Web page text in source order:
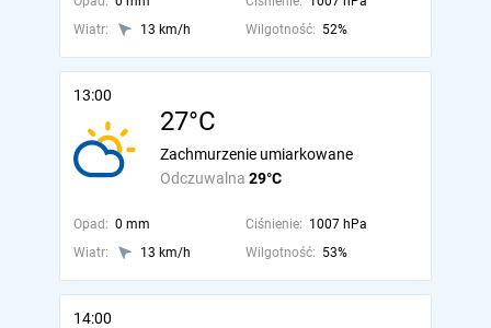
Wiatr:
13 km/h Wilgotność: 52%
13:00
27°C
Odczuwalna 29°C
Zachmurzenie umiarkowane
Opad: 0 mm Ciśnienie: 1007 hPa
Wiatr:
13 km/h Wilgotność: 53%
14:00